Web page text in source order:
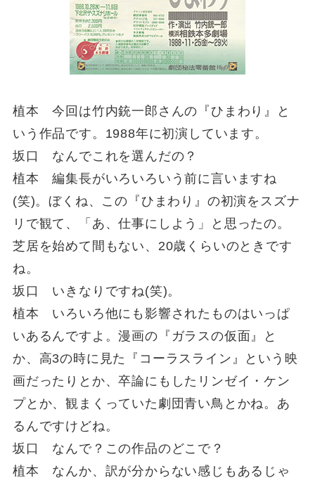
植本 今回は竹内銃一郎さんの『ひまわり』と
いう作品です。1988年に初演しています。
坂口 なんでこれを選んだの？
植本 編集長がいろいろいう前に言いますね
(笑)。ぼくね、この『ひまわり』の初演をスズナ
リで観て、「あ、仕事にしよう」と思ったの。
芝居を始めて間もない、20歳くらいのときです
ね。
坂口 いきなりですね(笑)。
植本 いろいろ他にも影響されたものはいっぱ
いあるんですよ。漫画の『ガラスの仮面』と
か、高3の時に見た『コーラスライン』という映
画だったりとか、卒論にもしたリンゼイ・ケン
プとか、観まくっていた劇団青い鳥とかね。あ
るんですけどね。
坂口 なんで？この作品のどこで？
植本 なんか、訳が分からない感じもあるじゃ